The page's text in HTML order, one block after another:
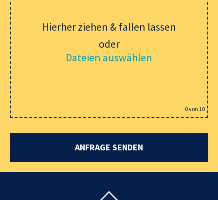
Hierher ziehen & fallen lassen
oder
Dateien auswählen
0von 10